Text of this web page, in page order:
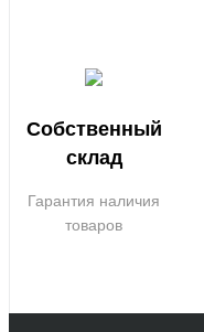
Собственный
склад
Гарантия наличия
товаров